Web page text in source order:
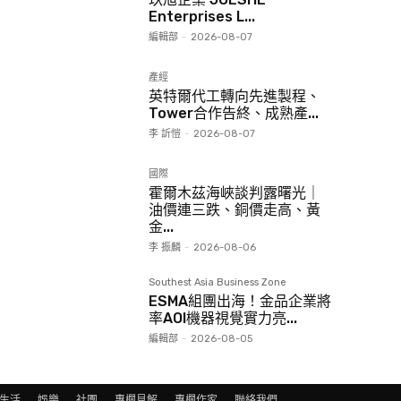
Enterprises L...
編輯部 - 2026-08-07
產經
英特爾代工轉向先進製程、
Tower合作告終、成熟產...
李 訢愷 - 2026-08-07
國際
霍爾木茲海峽談判露曙光｜
油價連三跌、銅價走高、黃
金...
李 振麟 - 2026-08-06
Southest Asia Business Zone
ESMA組團出海！金品企業將
率AOI機器視覺實力亮...
編輯部 - 2026-08-05